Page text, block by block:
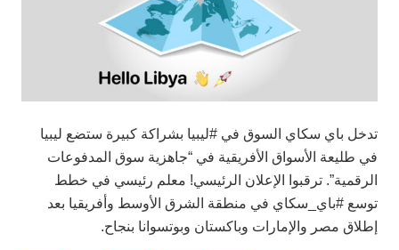
تدخل باي سكاي السوق في #ليبيا بشراكة كبيرة ستضع ليبيا
في طليعة الأسواق الأفريقية في “جاهزية سوق المدفوعات
الرقمية”. ترقبوا الإعلان الرئيسي! معلم رئيسي في خطط
توسع #باي_سكاي في منطقة الشرق الأوسط وأفريقيا بعد
إطلاق مصر والإمارات وباكستان وبوتسوانا بنجاح.